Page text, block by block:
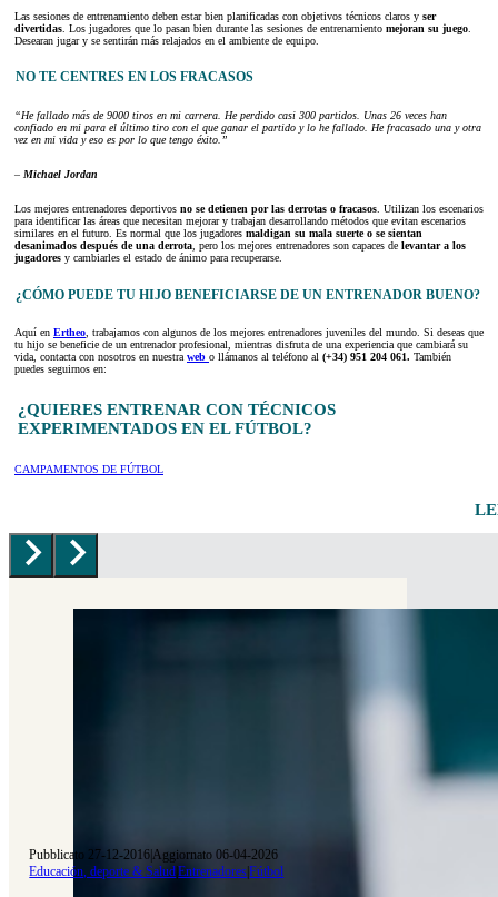
Las sesiones de entrenamiento deben estar bien planificadas con objetivos técnicos claros y ser
divertidas . Los jugadores que lo pasan bien durante las sesiones de entrenamiento mejoran su juego
Desearan jugar y se sentirán más relajados en el ambiente de equipo.
NO TE CENTRES EN LOS FRACASOS
“He fallado más de 9000 tiros en mi carrera. He perdido casi 300 partidos. Unas 26 veces han
confiado en mi para el último tiro con el que ganar el partido y lo he fallado. He fracasado una y otra
vez en mi vida y eso es por lo que tengo éxito.”
– Michael Jordan
Los mejores entrenadores deportivos no se detienen por las derrotas o fracasos . Utilizan los escenarios
para identificar las áreas que necesitan mejorar y trabajan desarrollando métodos que evitan escenarios
similares en el futuro. Es normal que los jugadores maldigan su mala suerte o se sientan
desanimados después de una derrota , pero los mejores entrenadores son capaces de levantar a los
jugadores y cambiarles el estado de ánimo para recuperarse.
¿CÓMO PUEDE TU HIJO BENEFICIARSE DE UN ENTRENADOR BUENO?
Aquí en Ertheo, trabajamos con algunos de los mejores entrenadores juveniles del mundo. Si deseas que
tu hijo se beneficie de un entrenador profesional, mientras disfruta de una experiencia que cambiará su
vida, contacta con nosotros en nuestraweb o llámanos al teléfono al (+34) 951 204 061. También
puedes seguirnos en:
¿QUIERES ENTRENAR CON TÉCNICOS
EXPERIMENTADOS EN EL FÚTBOL?
CAMPAMENTOS DE FÚTBOL
Pubblicato 27-12-2016|Aggiornato 06-04-2026
Educación, deporte & Salud|Entrenadores|Fútbol